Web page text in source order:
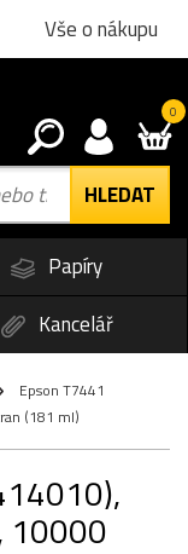
Vše o nákupu
0
Papíry
Kancelář
Epson T7441
(181 ml)
10000